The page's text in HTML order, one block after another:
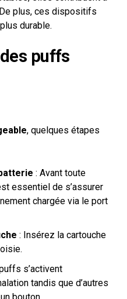
plus, ces dispositifs
durable.
puffs
, quelques étapes
: Avant toute
essentiel de s’assurer
chargée via le port
: Insérez la cartouche
s’activent
tandis que d’autres